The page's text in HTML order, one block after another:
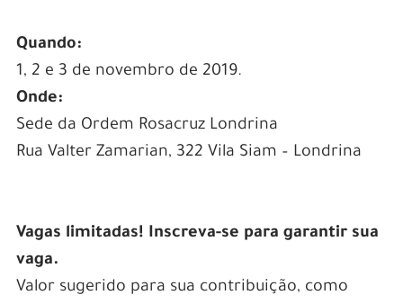
Quando:
1, 2 e 3 de novembro de 2019.
Onde:
Sede da Ordem Rosacruz Londrina
Rua Valter Zamarian, 322 Vila Siam – Londrina
Vagas limitadas! Inscreva-se para garantir sua
vaga.
Valor sugerido para sua contribuição, como